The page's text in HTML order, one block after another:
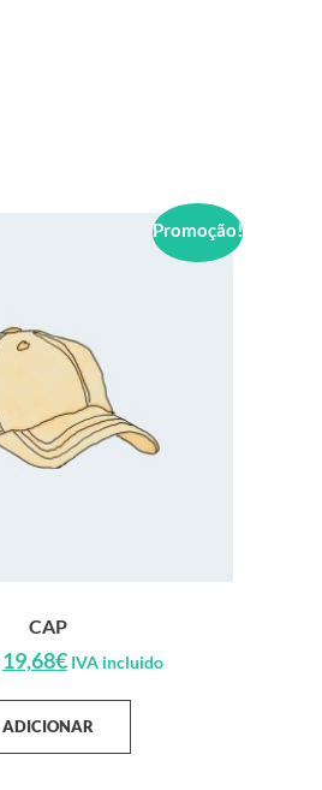
Promoção!
CAP
19,68€ IVA incluido
ADICIONAR